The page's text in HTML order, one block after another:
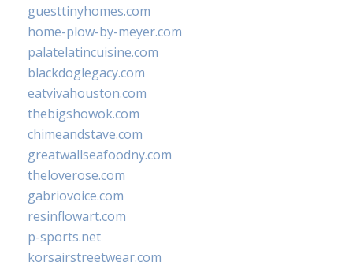
guesttinyhomes.com
home-plow-by-meyer.com
palatelatincuisine.com
blackdoglegacy.com
eatvivahouston.com
thebigshowok.com
chimeandstave.com
greatwallseafoodny.com
theloverose.com
gabriovoice.com
resinflowart.com
p-sports.net
korsairstreetwear.com